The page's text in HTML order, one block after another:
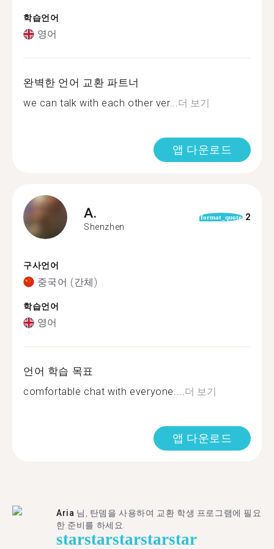
학습언어
영어
완벽한 언어 교환 파트너
we can talk with each other ver...더 보기
앱 다운로드
A.
Shenzhen
format_quote 2
구사언어
중국어 (간체)
학습언어
영어
언어 학습 목표
comfortable chat with everyone....더 보기
앱 다운로드
Aria 님, 탄뎀을 사용하여 교환 학생 프로그램에 필요
한 준비를 하세요.
starstarstarstarstar